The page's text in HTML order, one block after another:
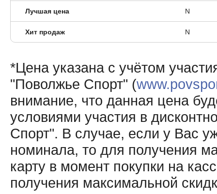
Лучшая цена N
Хит продаж N
*Цена указана с учётом
"Поволжье Спорт" (
внимание, что данная цена
условиями участия в
Спорт". В случае, если у Вас
номинала, то для получения
карту в момент покупки на
получения максимальной